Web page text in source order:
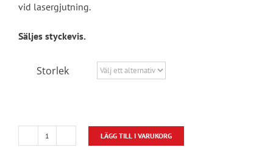
vid lasergjutning.
Säljes styckevis.
Storlek
Gjutplatta
LÄGG TILL I VARUKORG